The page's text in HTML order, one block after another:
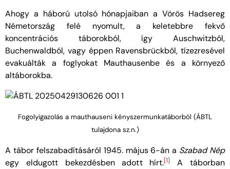
Ahogy a háború utolsó hónapjaiban a Vörös Hadsereg
Németország felé nyomult, a keletebbre fekvő
koncentrációs táborokból, így Auschwitzból,
Buchenwaldból, vagy éppen Ravensbrückből, tízezresével
evakuálták a foglyokat Mauthausenbe és a környező
altáborokba.
Fogolyigazolás a mauthauseni kényszermunkatáborból (ÁBTL
tulajdona sz.n.)
A tábor felszabadításáról 1945. május 6-án a Szabad Nép
egy eldugott bekezdésben adott hírt.[1]
A táborban